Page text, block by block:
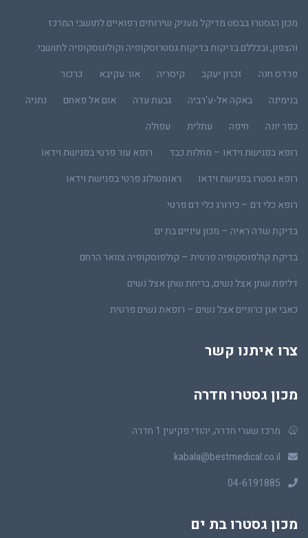
מכון הגסטרו בבסט מדיקל מעניק שירותים רפואיים לתושבי המרכז
והצפון, ובכללם בדיקות בדיקות גסטרוסקופיה וקולונוסקופיה לתושבי:
פרדס חנה
זכרון יעקב קיסריה אור עקיבא
כרכור
בנימינה
באקה אל-ע'רביה גבעת עדה אום אל פאחם
נתניה
כפר יונה
חיפה עתלית
עפולה
רופא בפגישת וידאו – מחלות כבד
רופא עור פרטי בפגישת וידאו
רופא גסטרו בפגישת וידאו
ראומטולוג פרטי בפגישת וידאו
רופא כלי דם – כירורג כלי דם פרטי
בדיקת שדה ראיה – מכון עיניים בת ים
בדיקת קולפוסקופיה פרטית – קולפוסקופיה צוואר הרחם
דליפת שתן אצל נשים, בריחת שתן אצל נשים
כאבי אגן כרוניים אצל נשים – רופאת נשים פרטית
צרו איתנו קשר
מכון גסטרו חדרה
מרכז שערי חדרה, יהודי פקיעין 1 חדרה
kabala@bestmedical.co.il
04-6191885
מכון גסטרו בת ים